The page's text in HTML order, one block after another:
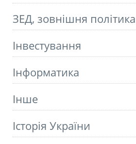
ЗЕД, зовнішня політика
Інвестування
Інформатика
Інше
Історія України